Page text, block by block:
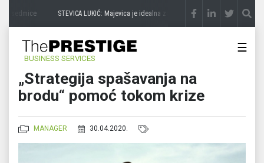
sedmice STEVICA LUKIĆ: Majevica je idealna za avanturu na četiri točka prije 3
BUSINESS SERVICES
☰
„Strategija spašavanja na
brodu“ pomoć tokom krize
MANAGER 30.04.2020.